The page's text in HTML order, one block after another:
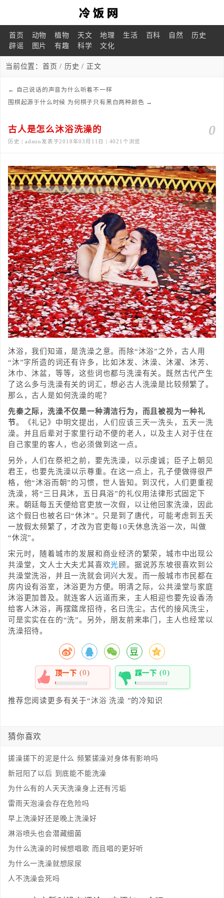
首页 动物 植物 天文 地理 生活 百科 自然
历史
辟谣
图片 有趣 科学 文化
当前位置： 首页 / 历史 / 正文
←
自己说话的声音为什么听着不一样
围棋起源于什么时候 为何棋子只有黑白两种颜色 →
0
古人是怎么沐浴洗澡的
历史 | admin发表于2018年03月11日 | 4021个浏览
沐浴，我们知道，是洗澡之意。而除“沐浴”之外，古人用
“沐”字所造的词还有许多，比如沐发、沐澡、沐濯、沐芳、
沐巾、沐盆，等等，这些词也都与洗澡有关。既然古代产生
了这么多与洗澡有关的词汇，想必古人洗澡是比较频繁了。
那么，古人是如何洗澡的呢？
先秦之际，洗澡不仅是一种清洁行为，而且被视为一种礼
节。《礼记》中明文提出，人们应该三天一洗头，五天一洗
澡。并且后辈对于家里行动不便的老人，以及主人对于住在
自己家里的客人，也必须做到这一点。
另外，人们在祭祀之前，要先洗澡，以示虔诚；臣子上朝见
君王，也要先洗澡以示尊重。在这一点上，孔子便做得很严
格，他“沐浴而朝”的习惯，世人皆知。到汉代，人们更重视
洗澡，将“三日具沐，五日具浴”的礼仪用法律形式固定下
来。朝廷每五天便给官吏放一次假，以让他回家洗澡，因此
这个假日也被名曰“休沐”。只是到了唐代，可能考虑到五天
一放假太频繁了，才改为官吏每10天休息洗浴一次，叫做
“休浣”。
宋元时，随着城市的发展和商业经济的繁荣，城市中出现公
共澡堂，文人士大夫尤其喜欢光顾。据说苏东坡很喜欢到公
共澡堂洗浴，并且一洗就会词兴大发。而一般城市市民都在
房内设有浴室，沐浴更为方便。明清之际，公共澡堂与家庭
沐浴更加普及。就连客人远道而来，主人相迎也要先设香汤
给客人沐浴，再摆筵席招待，名曰洗尘。古代的接风洗尘，
可是实实在在的“洗”。另外，朋友前来串门，主人也经常以
洗澡招待。
顶一下 (0)
0%
踩一下 (0)
0%
推荐您阅读更多有关于“沐浴 洗澡 ”的冷知识
猜你喜欢
搓澡搓下的泥是什么 频繁搓澡对身体有影响吗
新冠阳了以后 到底能不能洗澡
为什么有的人天天洗澡身上还有污垢
雷雨天泡澡会存在危险吗
早上洗澡好还是晚上洗澡好
淋浴喷头也会潜藏细菌
为什么洗澡的时候想唱歌 而且唱的更好听
为什么一洗澡就想尿尿
人不洗澡会死吗